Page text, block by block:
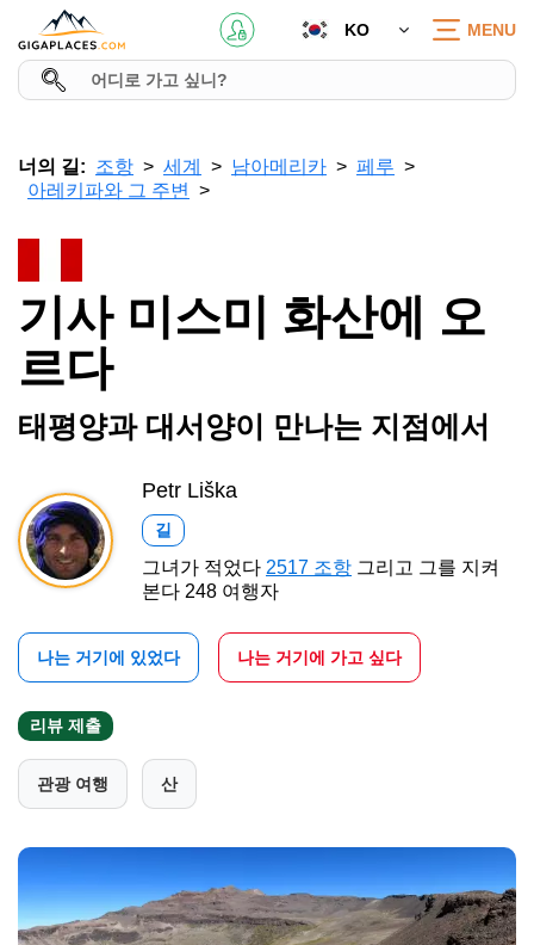
KO MENU
너의 길: 조항 세계 남아메리카
페루
아레키파와 그 주변
기사 미스미 화산에 오
르다
태평양과 대서양이 만나는 지점에서
Petr Liška
길
그녀가 적었다 2517 조항 그리고 그를 지켜
본다 248 여행자
나는 거기에 있었다 나는 거기에 가고 싶다
리뷰 제출
관광 여행 산